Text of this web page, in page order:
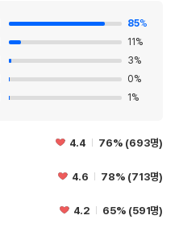
85%
11 %
3%
0%
1 %
4.4 76% (693명)
4.6 78% (713명)
4.2 65% (591명)